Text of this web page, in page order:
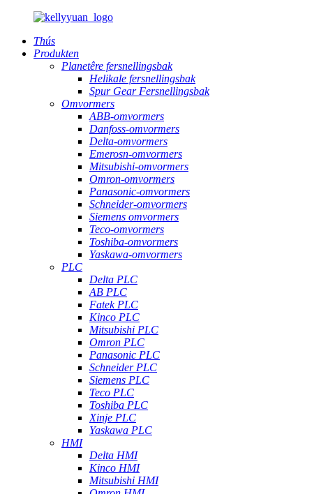
Thús
Produkten
Planetêre fersnellingsbak
Helikale fersnellingsbak
Spur Gear Fersnellingsbak
Omvormers
ABB-omvormers
Danfoss-omvormers
Delta-omvormers
Emerosn-omvormers
Mitsubishi-omvormers
Omron-omvormers
Panasonic-omvormers
Schneider-omvormers
Siemens omvormers
Teco-omvormers
Toshiba-omvormers
Yaskawa-omvormers
PLC
Delta PLC
AB PLC
Fatek PLC
Kinco PLC
Mitsubishi PLC
Omron PLC
Panasonic PLC
Schneider PLC
Siemens PLC
Teco PLC
Toshiba PLC
Xinje PLC
Yaskawa PLC
HMI
Delta HMI
Kinco HMI
Mitsubishi HMI